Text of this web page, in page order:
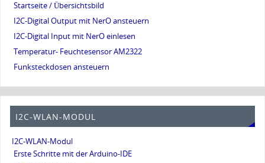
Startseite / Übersichtsbild
I2C-Digital Output mit NerO ansteuern
I2C-Digital Input mit NerO einlesen
Temperatur- Feuchtesensor AM2322
Funksteckdosen ansteuern
I2C-WLAN-MODUL
I2C-WLAN-Modul
Erste Schritte mit der Arduino-IDE